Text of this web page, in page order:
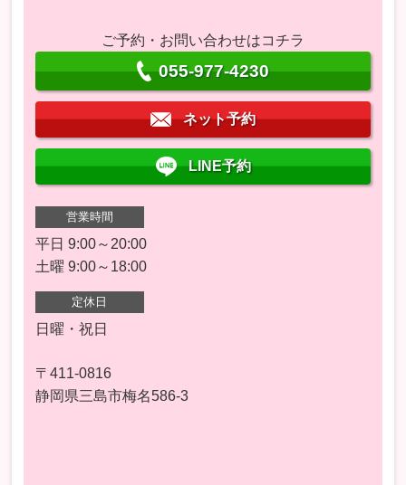
ご予約・お問い合わせはコチラ
055-977-4230
ネット予約
LINE予約
営業時間
平日 9:00～20:00
土曜 9:00～18:00
定休日
日曜・祝日
〒411-0816
静岡県三島市梅名586-3